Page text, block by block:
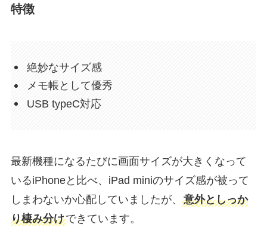
特徴
絶妙なサイズ感
メモ帳として優秀
USB typeC対応
最新機種になるたびに画面サイズが大きくなって
いるiPhoneと比べ、iPad miniのサイズ感が被って
しまわないか心配していましたが、 意外としっか
り棲み分けできています。